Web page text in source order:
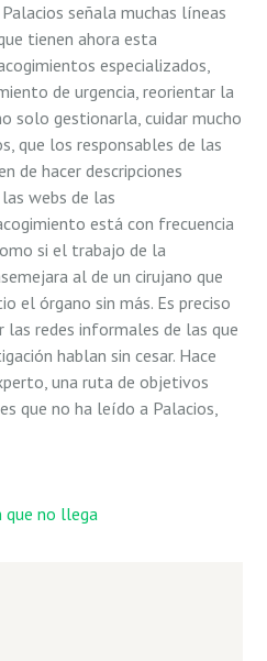
señala muchas líneas
tienen ahora esta
especializados,
de urgencia, reorientar la
solo gestionarla, cuidar mucho
que los responsables de las
de hacer descripciones
webs de las
está con frecuencia
si el trabajo de la
al de un cirujano que
el órgano sin más. Es preciso
las redes informales de las que
hablan sin cesar. Hace
una ruta de objetivos
que no ha leído a Palacios,
que no llega